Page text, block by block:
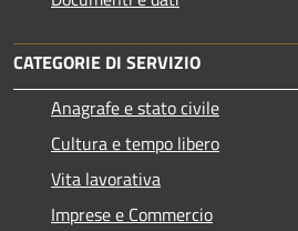
CATEGORIE DI SERVIZIO
Anagrafe e stato civile
Cultura e tempo libero
Vita lavorativa
Imprese e Commercio